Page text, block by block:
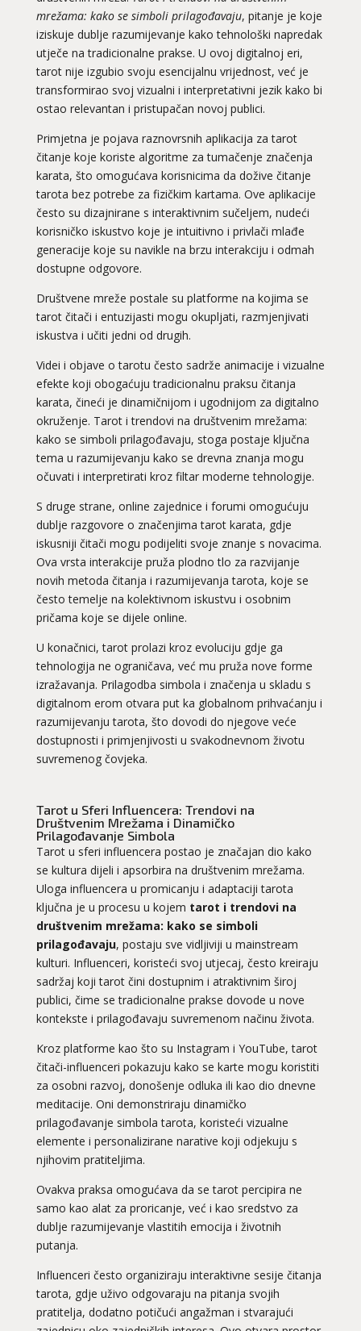
mrežama: kako se simboli prilagođavaju, pitanje je koje
iziskuje dublje razumijevanje kako tehnološki napredak
utječe na tradicionalne prakse. U ovoj digitalnoj eri,
tarot nije izgubio svoju esencijalnu vrijednost, već je
transformirao svoj vizualni i interpretativni jezik kako bi
ostao relevantan i pristupačan novoj publici.
Primjetna je pojava raznovrsnih aplikacija za tarot
čitanje koje koriste algoritme za tumačenje značenja
karata, što omogućava korisnicima da dožive čitanje
tarota bez potrebe za fizičkim kartama. Ove aplikacije
često su dizajnirane s interaktivnim sučeljem, nudeći
korisničko iskustvo koje je intuitivno i privlači mlađe
generacije koje su navikle na brzu interakciju i odmah
dostupne odgovore.
Društvene mreže postale su platforme na kojima se
tarot čitači i entuzijasti mogu okupljati, razmjenjivati
iskustva i učiti jedni od drugih.
Videi i objave o tarotu često sadrže animacije i vizualne
efekte koji obogaćuju tradicionalnu praksu čitanja
karata, čineći je dinamičnijom i ugodnijom za digitalno
okruženje. Tarot i trendovi na društvenim mrežama:
kako se simboli prilagođavaju, stoga postaje ključna
tema u razumijevanju kako se drevna znanja mogu
očuvati i interpretirati kroz filtar moderne tehnologije.
S druge strane, online zajednice i forumi omogućuju
dublje razgovore o značenjima tarot karata, gdje
iskusniji čitači mogu podijeliti svoje znanje s novacima.
Ova vrsta interakcije pruža plodno tlo za razvijanje
novih metoda čitanja i razumijevanja tarota, koje se
često temelje na kolektivnom iskustvu i osobnim
pričama koje se dijele online.
U konačnici, tarot prolazi kroz evoluciju gdje ga
tehnologija ne ograničava, već mu pruža nove forme
izražavanja. Prilagodba simbola i značenja u skladu s
digitalnom erom otvara put ka globalnom prihvaćanju i
razumijevanju tarota, što dovodi do njegove veće
dostupnosti i primjenjivosti u svakodnevnom životu
suvremenog čovjeka.
Tarot u Sferi Influencera: Trendovi na
Društvenim Mrežama i Dinamičko
Prilagođavanje Simbola
Tarot u sferi influencera postao je značajan dio kako
se kultura dijeli i apsorbira na društvenim mrežama.
Uloga influencera u promicanju i adaptaciji tarota
ključna je u procesu u kojem tarot i trendovi na
društvenim mrežama: kako se simboli
prilagođavaju, postaju sve vidljiviji u mainstream
kulturi. Influenceri, koristeći svoj utjecaj, često kreiraju
sadržaj koji tarot čini dostupnim i atraktivnim široj
publici, čime se tradicionalne prakse dovode u nove
kontekste i prilagođavaju suvremenom načinu života.
Kroz platforme kao što su Instagram i YouTube, tarot
čitači-influenceri pokazuju kako se karte mogu koristiti
za osobni razvoj, donošenje odluka ili kao dio dnevne
meditacije. Oni demonstriraju dinamičko
prilagođavanje simbola tarota, koristeći vizualne
elemente i personalizirane narative koji odjekuju s
njihovim pratiteljima.
Ovakva praksa omogućava da se tarot percipira ne
samo kao alat za proricanje, već i kao sredstvo za
dublje razumijevanje vlastitih emocija i životnih
putanja.
Influenceri često organiziraju interaktivne sesije čitanja
tarota, gdje uživo odgovaraju na pitanja svojih
pratitelja, dodatno potičući angažman i stvarajući